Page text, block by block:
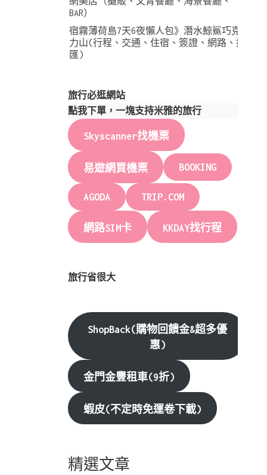
BAR）
宿霧薄荷島7天6夜懶人包》潛水鯨鯊巧克
力山(行程、交通、住宿、簽證、網路、換
匯)
旅行必逛網站
點我下單，一塊支持米雅的旅行
Skyscanner找機票
易遊網買機票 BOOKING
AGODA TRIP.COM
網路SIM卡 KKDAY找行程
旅行省很大
ShopBack(購物回饋金&超多優
惠)
金門金豐租車(9折)
蝦皮(不定時免運卷下載)
精選文章